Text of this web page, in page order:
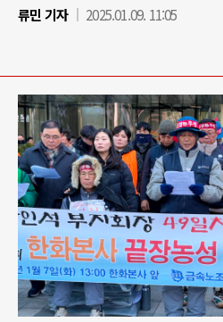
류민 기자
2025.01.09. 11:05